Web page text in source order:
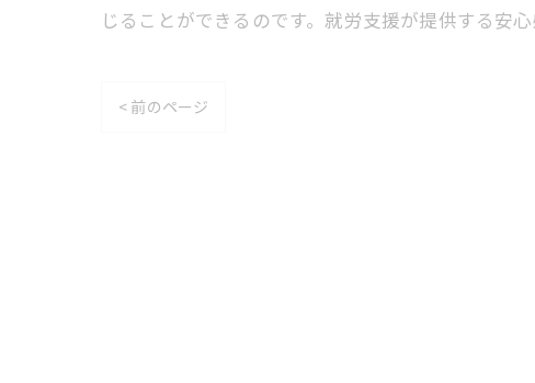
じることができるのです。就労支援が提供する安
< 前のページ